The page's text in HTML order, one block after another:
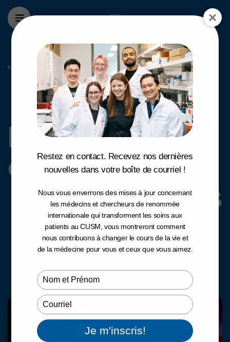
Aller au contenu principal
Nos
Nos
événements
actuels
Restez en contact. Recevez nos dernières
nouvelles dans votre boîte de courriel !
Nous vous enverrons des mises à jour concernant
les médecins et chercheurs de renommée
internationale qui transforment les soins aux
patients au CUSM, vous montreront comment
nous contribuons à changer le cours de la vie et
de la médecine pour vous et ceux que vous aimez.
Type
your
name
Type
your
email
Je m'inscris!